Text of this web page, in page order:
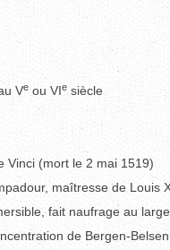
Ve ou VIe siècle
Vinci (mort le 2 mai 1519)
maîtresse de Louis
fait naufrage au
de Bergen-Belsen